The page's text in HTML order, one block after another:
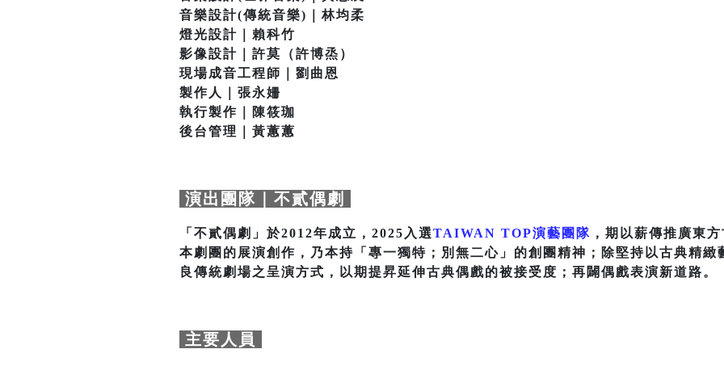
音樂設計(傳統音樂)｜林均柔
燈光設計｜賴科竹
影像設計｜許莫（許博烝）
現場成音工程師｜劉曲恩
製作人｜張永姍
執行製作｜陳筱珈
後台管理｜黃蕙蕙
演出團隊｜不貳偶劇
「不貳偶劇」於2012年成立，2025入選TAIWAN TOP演藝團隊 ，期以薪傳推廣東
本劇團的展演創作，乃本持「專一獨特；別無二心」的創團精神；除堅持以古典精緻
良傳統劇場之呈演方式，以期提昇延伸古典偶戲的被接受度；再闢偶戲表演新道路。
主要人員